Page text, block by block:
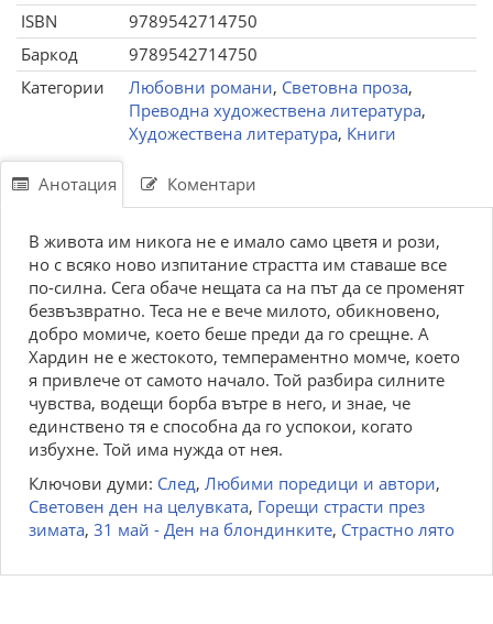
ISBN
9789542714750
Баркод
9789542714750
Категории
Любовни романи, Световна проза,
Преводна художествена литература,
Художествена литература, Книги
Анотация Коментари
В живота им никога не е имало само цветя и рози,
но с всяко ново изпитание страстта им ставаше все
по-силна. Сега обаче нещата са на път да се променят
безвъзвратно. Теса не е вече милото, обикновено,
добро момиче, което беше преди да го срещне. А
Хардин не е жестокото, темпераментно момче, което
я привлече от самото начало. Той разбира силните
чувства, водещи борба вътре в него, и знае, че
единствено тя е способна да го успокои, когато
избухне. Той има нужда от нея.
Ключови думи: След, Любими поредици и автори,
Световен ден на целувката, Горещи страсти през
зимата, 31 май - Ден на блондинките, Страстно лято